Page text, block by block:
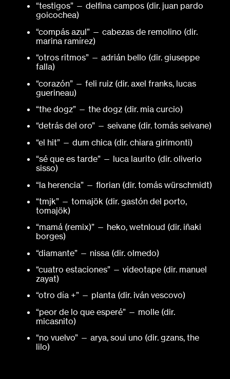
“testigos” — delfina campos (dir. juan pardo
goicochea)
“compás azul” — cabezas de remolino (dir.
marina ramírez)
“otros ritmos” — adrián bello (dir. giuseppe
falla)
“corazón” — feli ruiz (dir. axel franks, lucas
guerineau)
“the dogz” — the dogz (dir. mia curcio)
“detrás del oro” — seivane (dir. tomás seivane)
“el hit” — dum chica (dir. chiara girimonti)
“sé que es tarde” — luca laurito (dir. oliverio
sisso)
“la herencia” — florian (dir. tomás würschmidt)
“tmjk” — tomajök (dir. gastón del porto,
tomajök)
“mamá (remix)” — heko, wetnloud (dir. iñaki
borges)
“diamante” — nissa (dir. olmedo)
“cuatro estaciones” — videotape (dir. manuel
zayat)
“otro día +” — planta (dir. iván vescovo)
“peor de lo que esperé” — molle (dir.
micasnito)
“no vuelvo” — arya, soui uno (dir. gzans, the
lilo)